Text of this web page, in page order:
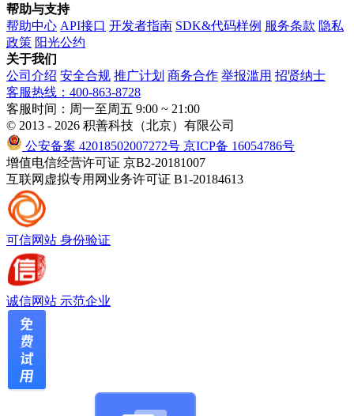
帮助与支持
帮助中心 API接口 开发者指南 SDK&代码样例 服务条款 隐私
政策 阳光公约
关于我们
公司介绍 安全合规 推广计划 商务合作 举报滥用 招贤纳士
客服热线：400-863-8728
客服时间：周一至周五 9:00 ~ 21:00
© 2013 - 2026 积善科技（北京）有限公司
公安备案 42018502007272号 京ICP备 16054786号
增值电信经营许可证 京B2-20181007
互联网虚拟专用网业务许可证 B1-20184613
可信网站 身份验证
诚信网站 示范企业